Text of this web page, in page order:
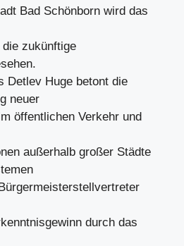
Bad Schönborn wird das
zukünftige
Detlev Huge betont die
neuer
öffentlichen Verkehr und
außerhalb großer Städte
durch das